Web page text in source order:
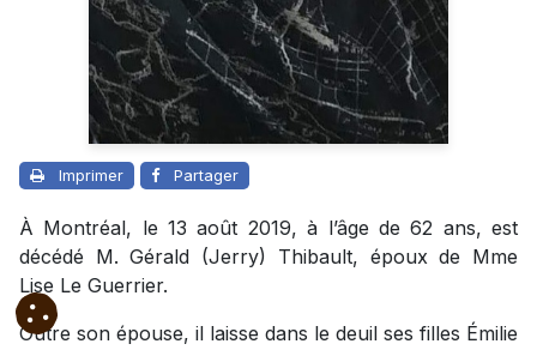
Imprimer Partager
À Montréal, le 13 août 2019, à l’âge de 62 ans, est
décédé M. Gérald (Jerry) Thibault, époux de Mme
Lise Le Guerrier.
Outre son épouse, il laisse dans le deuil ses filles Émilie